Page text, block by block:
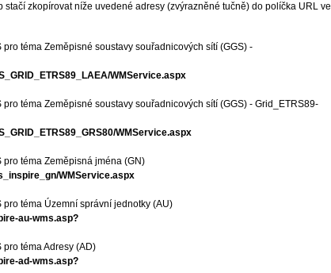
stačí zkopírovat níže uvedené adresy (zvýrazněné tučně) do políčka URL ve
pro téma Zeměpisné soustavy souřadnicových sítí (GGS) -
WMService.aspx
pro téma Zeměpisné soustavy souřadnicových sítí (GGS) - Grid_ETRS89-
WMService.aspx
pro téma Zeměpisná jména (GN)
WMService.aspx
pro téma Územní správní jednotky (AU)
au-wms.asp?
pro téma Adresy (AD)
ad-wms.asp?